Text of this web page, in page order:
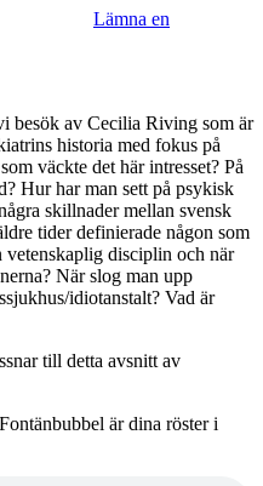
Lämna en
besök av Cecilia Riving som är
historia med fokus på
väckte det här intresset? På
Hur har man sett på psykisk
skillnader mellan svensk
tider definierade någon som
disciplin och när
När slog man upp
idiotanstalt? Vad är
till detta avsnitt av
är dina röster i